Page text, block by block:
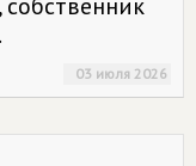
03 июля 2026